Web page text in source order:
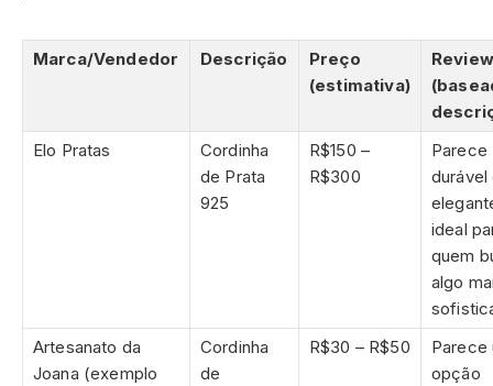
Marca/Vendedor Descrição
Preço
(estimativa)
Review
Elo Pratas
Cordinha
de Prata
925
R$150 –
R$300
Parece
durável
ideal
quem
algo
Artesanato da
Joana (exemplo
Cordinha
de
R$30 – R$50
Parece
opção